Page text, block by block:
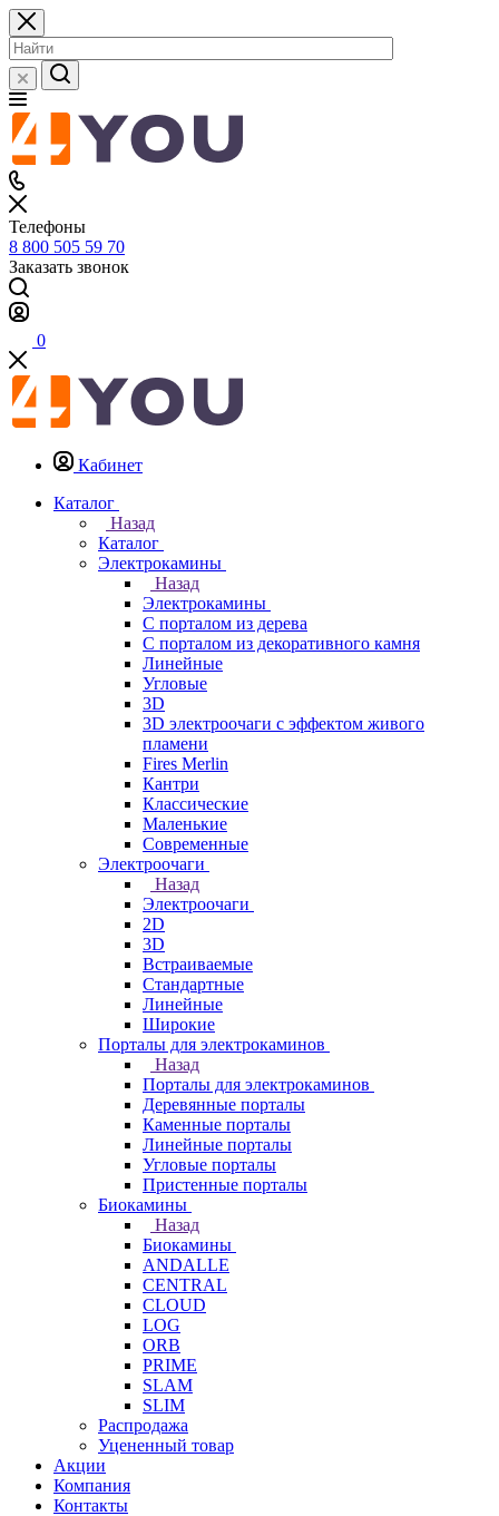
Телефоны
8 800 505 59 70
Заказать звонок
0
Кабинет
Каталог
Назад
Каталог
Электрокамины
Назад
Электрокамины
С порталом из дерева
С порталом из декоративного камня
Линейные
Угловые
3D
3D электроочаги с эффектом живого
пламени
Fires Merlin
Кантри
Классические
Маленькие
Современные
Электроочаги
Назад
Электроочаги
2D
3D
Встраиваемые
Стандартные
Линейные
Широкие
Порталы для электрокаминов
Назад
Порталы для электрокаминов
Деревянные порталы
Каменные порталы
Линейные порталы
Угловые порталы
Пристенные порталы
Биокамины
Назад
Биокамины
ANDALLE
CENTRAL
CLOUD
LOG
ORB
PRIME
SLAM
SLIM
Распродажа
Уцененный товар
Акции
Компания
Контакты